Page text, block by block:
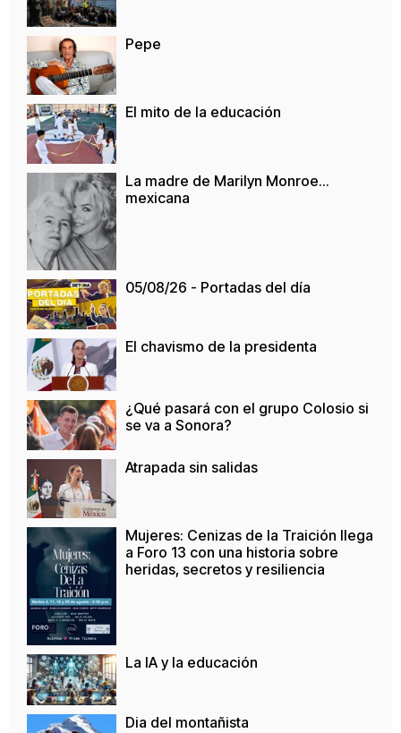
Pepe
El mito de la educación
La madre de Marilyn Monroe…
mexicana
05/08/26 - Portadas del día
El chavismo de la presidenta
¿Qué pasará con el grupo Colosio si
se va a Sonora?
Atrapada sin salidas
Mujeres: Cenizas de la Traición llega
a Foro 13 con una historia sobre
heridas, secretos y resiliencia
La IA y la educación
Dia del montañista